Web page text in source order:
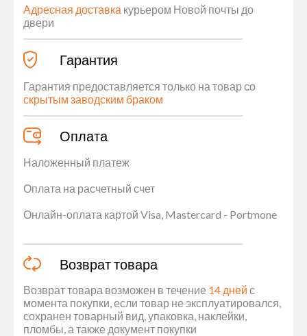
Адресная доставка курьером Новой почты до
двери
Гарантия
Гарантия предоставляется только на товар со
скрытым заводским браком
Оплата
Наложенный платеж
Оплата на расчетный счет
Онлайн-оплата картой Visa, Mastercard - Portmone
Возврат товара
Возврат товара возможен в течение 14 дней с
момента покупки, если товар не эксплуатировался,
сохранен товарный вид, упаковка, наклейки,
пломбы, а также документ покупки